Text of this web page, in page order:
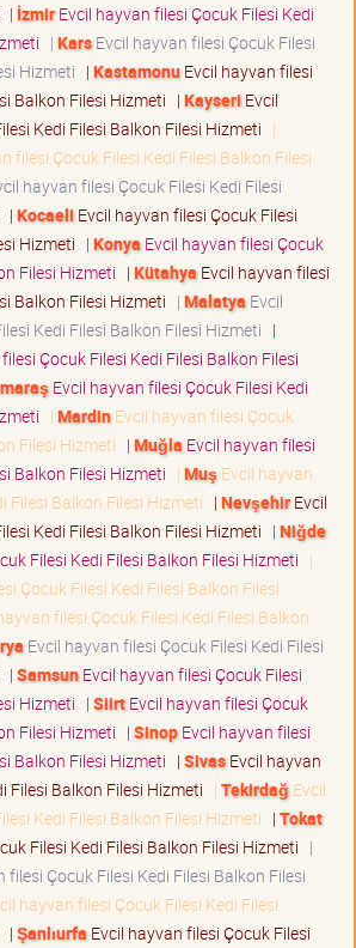
| İzmirEvcil hayvan filesi Çocuk Filesi Kedi
| KarsEvcil hayvan filesi Çocuk Filesi
Hizmeti | KastamonuEvcil hayvan filesi
Balkon Filesi Hizmeti | Kayseri Evcil
Kedi Filesi Balkon Filesi Hizmeti |
filesi Çocuk Filesi Kedi Filesi Balkon Filesi
hayvan filesi Çocuk Filesi Kedi Filesi
| Kocaeli Evcil hayvan filesi Çocuk Filesi
Hizmeti | Konya Evcil hayvan filesi Çocuk
Filesi Hizmeti | Kütahya Evcil hayvan filesi
Balkon Filesi Hizmeti | Malatya Evcil
Kedi Filesi Balkon Filesi Hizmeti |
Çocuk Filesi Kedi Filesi Balkon Filesi
Evcil hayvan filesi Çocuk Filesi Kedi
| MardinEvcil hayvan filesi Çocuk
Filesi Hizmeti | Muğla Evcil hayvan filesi
Balkon Filesi Hizmeti | Muş Evcil hayvan
Filesi Balkon Filesi Hizmeti | NevşehirEvcil
Kedi Filesi Balkon Filesi Hizmeti | Niğde
Filesi Kedi Filesi Balkon Filesi Hizmeti |
Çocuk Filesi Kedi Filesi Balkon Filesi
filesi Çocuk Filesi Kedi Filesi Balkon
Evcil hayvan filesi Çocuk Filesi Kedi Filesi
| SamsunEvcil hayvan filesi Çocuk Filesi
Hizmeti | SiirtEvcil hayvan filesi Çocuk
Filesi Hizmeti | SinopEvcil hayvan filesi
Balkon Filesi Hizmeti | SivasEvcil hayvan
Filesi Balkon Filesi Hizmeti | Tekirdağ Evcil
Kedi Filesi Balkon Filesi Hizmeti | Tokat
Filesi Kedi Filesi Balkon Filesi Hizmeti |
Çocuk Filesi Kedi Filesi Balkon Filesi
hayvan filesi Çocuk Filesi Kedi Filesi
| Şanlıurfa Evcil hayvan filesi Çocuk Filesi